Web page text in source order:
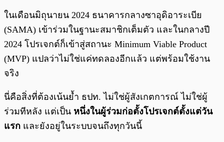
ในเดือนมิถุนายน 2024 ธนาคารกลางซาอุดิอาระเบีย
(SAMA) เข้าร่วมในฐานะสมาชิกเต็มตัว และในกลางปี
2024 โปรเจกต์ก็เข้าสู่สถานะ Minimum Viable Product
(MVP) แปลว่าไม่ใช่แค่ทดลองอีกแล้ว แต่พร้อมใช้งาน
จริง
นี่คือสิ่งที่ต้องเน้นย้ำ ธปท. ไม่ใช่ผู้สังเกตการณ์ ไม่ใช่ผู้
ร่วมทีหลัง แต่เป็น หนึ่งในผู้ร่วมก่อตั้งโปรเจกต์ตั้งแต่วัน
แรก และยังอยู่ในระบบจนถึงทุกวันนี้